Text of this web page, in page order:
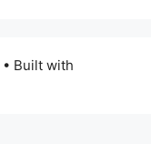
• Built with